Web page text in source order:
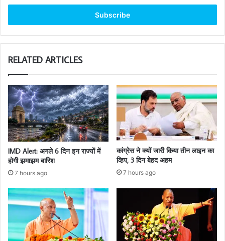
Email
RELATED ARTICLES
IMD Alert: अगले 6 दिन इन राज्यों में
होगी झमाझम बारिश
7 hours ago
कांग्रेस ने क्यों जारी किया तीन लाइन का
व्हिप, 3 दिन बेहद अहम
7 hours ago